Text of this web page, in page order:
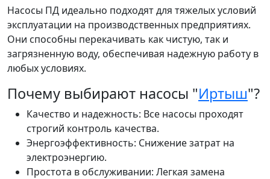
Насосы ПД идеально подходят для тяжелых условий
эксплуатации на производственных предприятиях.
Они способны перекачивать как чистую, так и
загрязненную воду, обеспечивая надежную работу в
любых условиях.
Почему выбирают насосы "Иртыш"?
Качество и надежность: Все насосы проходят
строгий контроль качества.
Энергоэффективность: Снижение затрат на
электроэнергию.
Простота в обслуживании: Легкая замена